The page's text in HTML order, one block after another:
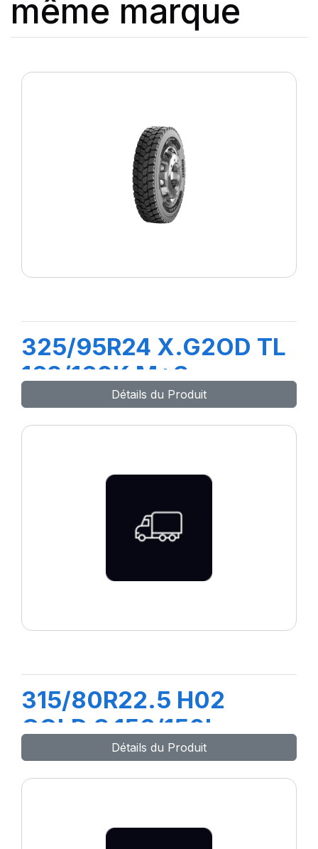
même marque
325/95R24 X.G2OD TL
162/160K M+S
Détails du Produit
315/80R22.5 H02
COLD S 156/150L
(154M)
Détails du Produit